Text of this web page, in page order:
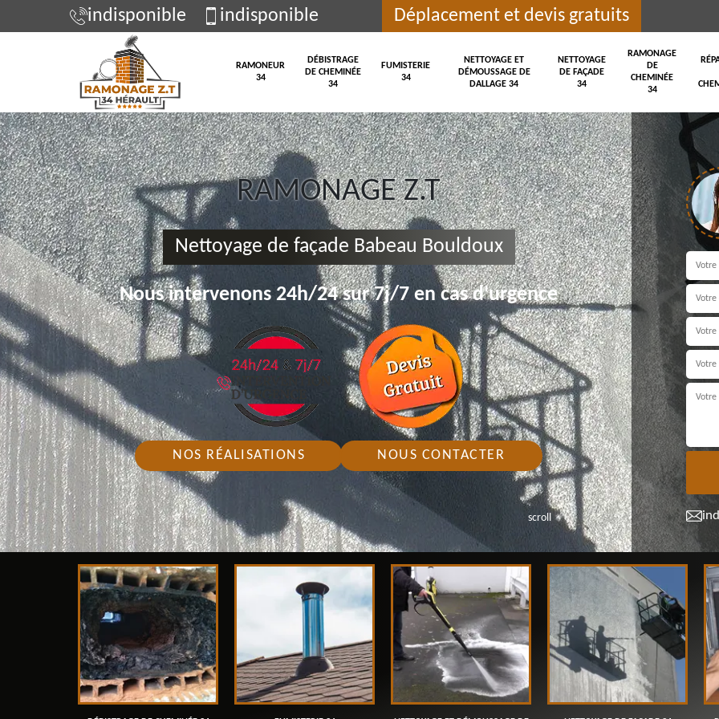
indisponible indisponible Déplacement et devis gratuits
RAMONEUR
34
DÉBISTRAGE
DE CHEMINÉE
34
FUMISTERIE
34
NETTOYAGE ET
DÉMOUSSAGE DE
DALLAGE 34
NETTOYAGE
DE FAÇADE
34
RAMONAGE
DE
CHEMINÉE
34
scroll
RAMONAGE Z.T
Nettoyage de façade Babeau Bouldoux
Nous intervenons 24h/24 sur 7j/7 en cas d'urgence
NOS RÉALISATIONS NOUS CONTACTER